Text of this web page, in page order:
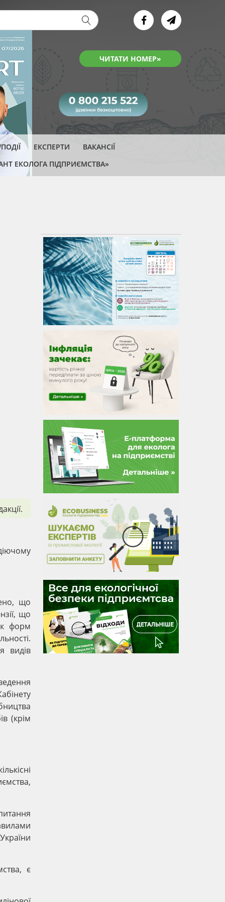
ЧИТАТИ НОМЕР»
форма
ЕКСПЕРТИ
ВАКАНСІЇ
ЕКОЛОГА ПІДПРИЄМСТВА»
що
що
форм
видів
(крім
є